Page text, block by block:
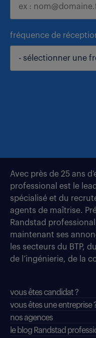
fréquence de
- sélectionner une
Avec près de 25 ans
professional est le
spécialisé et du
agents de maîtrise.
Randstad
maintenant ses
les secteurs du BTP,
de l’ingénierie, de la
vous êtes candidat ?
vous êtes une entreprise
nos agences
le blog Randstad